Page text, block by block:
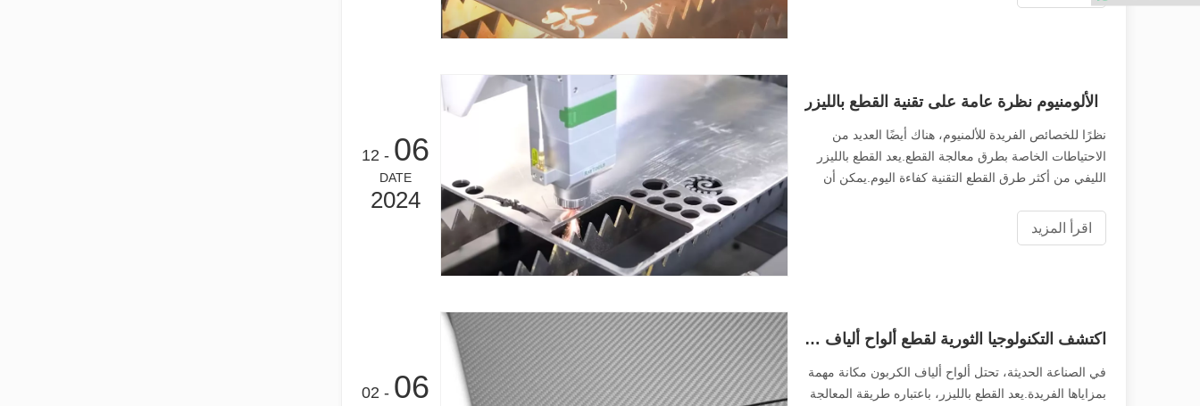
06
- 12
DATE
2024
الألومنيوم نظرة عامة على تقنية القطع بالليزر
نظرًا للخصائص الفريدة للألمنيوم، هناك أيضًا العديد من
الاحتياطات الخاصة بطرق معالجة القطع.يعد القطع بالليزر
الليفي من أكثر طرق القطع التقنية كفاءة اليوم.يمكن أن
هذه المقالة على الحصول على فهم عميق لهذا من خلال
اقرأ المزيد
06
- 02
اكتشف التكنولوجيا الثورية لقطع ألواح ألياف الكربون بالليزر
في الصناعة الحديثة، تحتل ألواح ألياف الكربون مكانة مهمة
بمزاياها الفريدة.يعد القطع بالليزر، باعتباره طريقة المعالجة